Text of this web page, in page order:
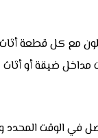
مع كل قطعة
ضيقة أو أثاث
في الوقت المحدد